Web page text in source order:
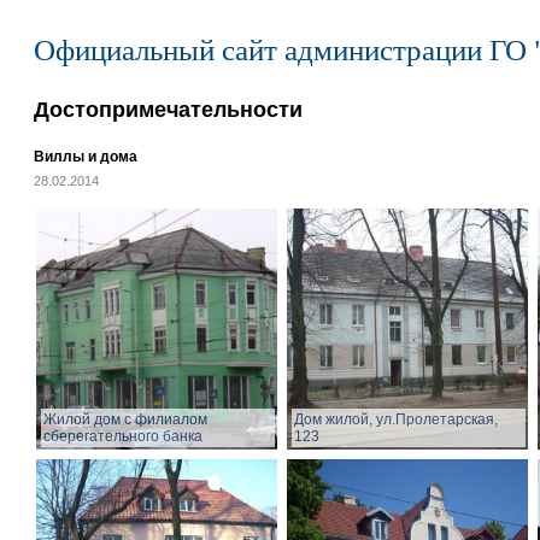
Официальный сайт администрации ГО
Достопримечательности
Виллы и дома
28.02.2014
Жилой дом с филиалом
сберегательного банка
Дом жилой, ул.Пролетарская,
123